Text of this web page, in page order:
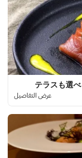
テラスも選
عرض التفاصيل